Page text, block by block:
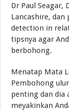
Dr Paul Seagar,
Lancashire, dan
detection in
tipsnya agar
berbohong.
Menatap Mata
Pembohong
penting dan dia
meyakinkan